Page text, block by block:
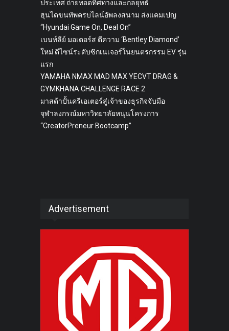
ประเทศ ถ่ายทอดทิศทางและกลยุทธ์
ฮุนไดขนทัพครบไลน์อัพลงสนาม ส่งแคมเปญ
“Hyundai Game On, Deal On”
เบนท์ลีย์ มอเตอร์ส ตีความ ‘Bentley Diamond’
ใหม่ ดีไซน์ระดับซิกเนเจอร์ในยนตรกรรม EV รุ่น
แรก
YAMAHA NMAX MAD MAX YECVT DRAG &
GYMKHANA CHALLENGE RACE 2
มาสด้าปั้นครีเอเตอร์สู่เจ้าของธุรกิจจับมือ
จุฬาลงกรณ์มหาวิทยาลัยหนุนโครงการ
“CreatorPreneur Bootcamp”
Advertisement